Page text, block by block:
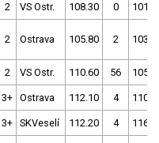
2 VS Ostr. 108.30 0
2 Ostrava 105.80 2
2 VS Ostr. 110.60 56
3+ Ostrava 112.10 4
3+ SKVeselí 112.20 4